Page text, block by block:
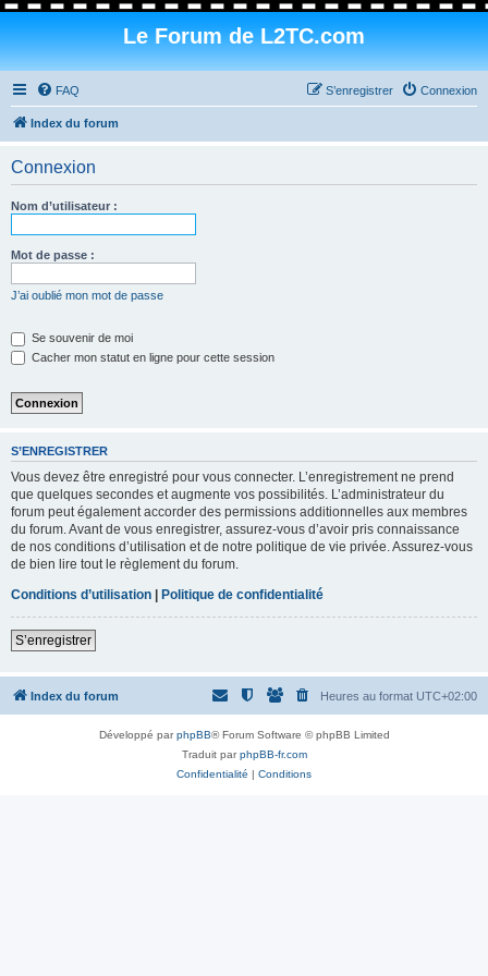
Le Forum de L2TC.com
FAQ Connexion
S’enregistrer
Index du forum
Connexion
Nom d’utilisateur :
Mot de passe :
J’ai oublié mon mot de passe
Se souvenir de moi
Cacher mon statut en ligne pour cette session
S’ENREGISTRER
Vous devez être enregistré pour vous connecter. L’enregistrement ne prend
que quelques secondes et augmente vos possibilités. L’administrateur du
forum peut également accorder des permissions additionnelles aux membres
du forum. Avant de vous enregistrer, assurez-vous d’avoir pris connaissance
de nos conditions d’utilisation et de notre politique de vie privée. Assurez-vous
de bien lire tout le règlement du forum.
Conditions d’utilisation | Politique de confidentialité
S’enregistrer
Index du forum Heures au format UTC+02:00
Développé parphpBB® Forum Software © phpBB Limited
Traduit parphpBB-fr.com
Confidentialité | Conditions